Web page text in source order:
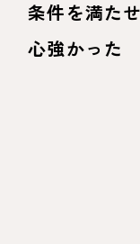
条件を満た
心強かった